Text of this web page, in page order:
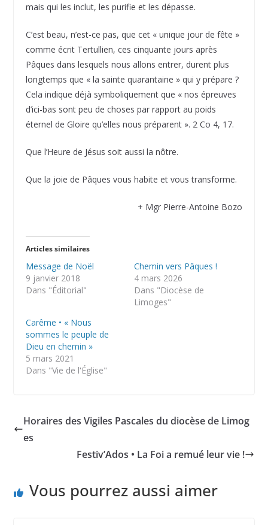
mais qui les inclut, les purifie et les dépasse.
C’est beau, n’est-ce pas, que cet « unique jour de fête »
comme écrit Tertullien, ces cinquante jours après
Pâques dans lesquels nous allons entrer, durent plus
longtemps que « la sainte quarantaine » qui y prépare ?
Cela indique déjà symboliquement que « nos épreuves
d’ici-bas sont peu de choses par rapport au poids
éternel de Gloire qu’elles nous préparent ». 2 Co 4, 17.
Que l’Heure de Jésus soit aussi la nôtre.
Que la joie de Pâques vous habite et vous transforme.
+ Mgr Pierre-Antoine Bozo
Articles similaires
Message de Noël
9 janvier 2018
Dans "Éditorial"
Chemin vers Pâques !
4 mars 2026
Dans "Diocèse de
Limoges"
Carême • « Nous
sommes le peuple de
Dieu en chemin »
5 mars 2021
Dans "Vie de l'Église"
Horaires des Vigiles Pascales du diocèse de Limog
es
Festiv’Ados • La Foi a remué leur vie !
Vous pourrez aussi aimer